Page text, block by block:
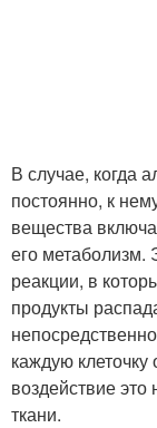
В случае, когда
постоянно, к
вещества
его метаболизм.
реакции, в
продукты
каждую клеточку
воздействие
ткани.